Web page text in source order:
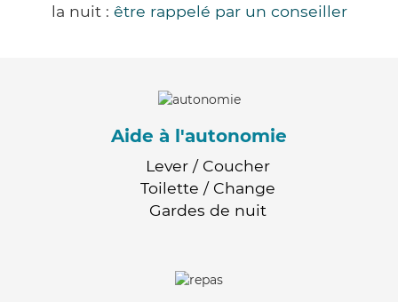
la nuit : être rappelé par un conseiller
Aide à l'autonomie
Lever / Coucher
Toilette / Change
Gardes de nuit